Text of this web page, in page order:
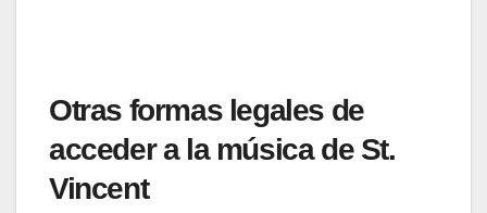
Otras formas legales de
acceder a la música de St.
Vincent